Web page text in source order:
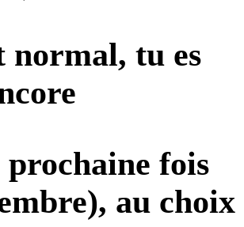
normal, tu es
fois
au choix